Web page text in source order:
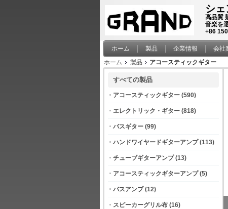
シ
高品質
音楽を
+86
ホーム 製品 企業情報 会社
ホーム
製品 アコースティックギター
すべての製品
アコースティックギター (590)
エレクトリック・ギター (818)
バスギター (99)
ハンドワイヤードギターアンプ (113)
チューブギターアンプ (13)
アコースティックギターアンプ (5)
バスアンプ (12)
スピーカーグリル布 (16)